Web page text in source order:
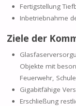
Fertigstellung
Inbetriebnahme
Ziele der
Objekte mit
Feuerwehr,
Gigabitfähige
Erschließung